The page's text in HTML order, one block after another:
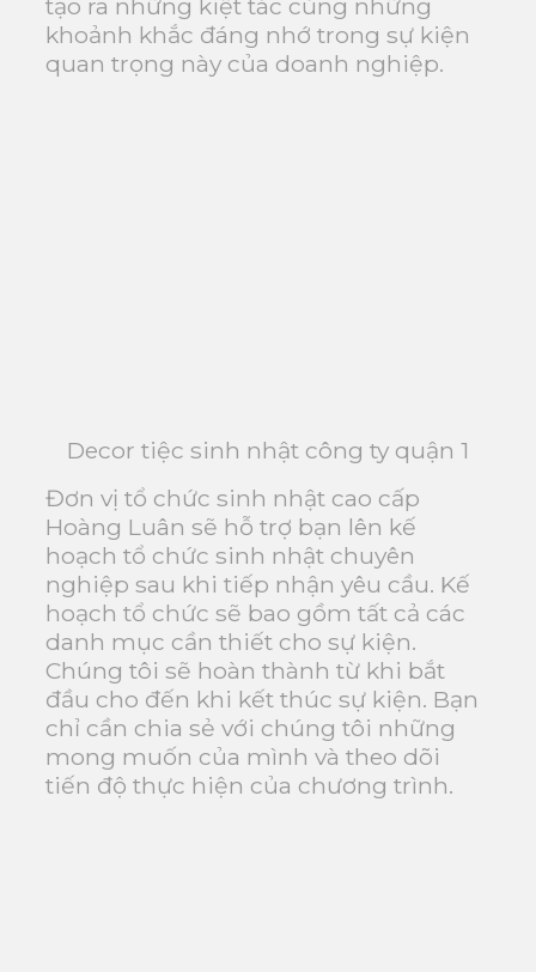
tạo ra những kiệt tác cùng những
khoảnh khắc đáng nhớ trong sự kiện
quan trọng này của doanh nghiệp.
Decor tiệc sinh nhật công ty quận 1
Đơn vị tổ chức sinh nhật cao cấp
Hoàng Luân sẽ hỗ trợ bạn lên kế
hoạch tổ chức sinh nhật chuyên
nghiệp sau khi tiếp nhận yêu cầu. Kế
hoạch tổ chức sẽ bao gồm tất cả các
danh mục cần thiết cho sự kiện.
Chúng tôi sẽ hoàn thành từ khi bắt
đầu cho đến khi kết thúc sự kiện. Bạn
chỉ cần chia sẻ với chúng tôi những
mong muốn của mình và theo dõi
tiến độ thực hiện của chương trình.